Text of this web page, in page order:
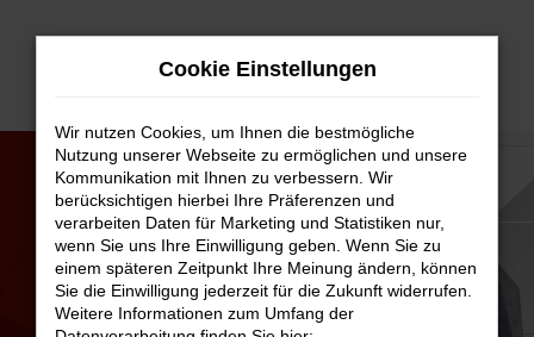
Zum
Cookie Einstellungen
Wir nutzen Cookies, um Ihnen die bestmögliche
Nutzung unserer Webseite zu ermöglichen und unsere
Kommunikation mit Ihnen zu verbessern. Wir
berücksichtigen hierbei Ihre Präferenzen und
verarbeiten Daten für Marketing und Statistiken nur,
wenn Sie uns Ihre Einwilligung geben. Wenn Sie zu
einem späteren Zeitpunkt Ihre Meinung ändern, können
Sie die Einwilligung jederzeit für die Zukunft widerrufen.
Weitere Informationen zum Umfang der